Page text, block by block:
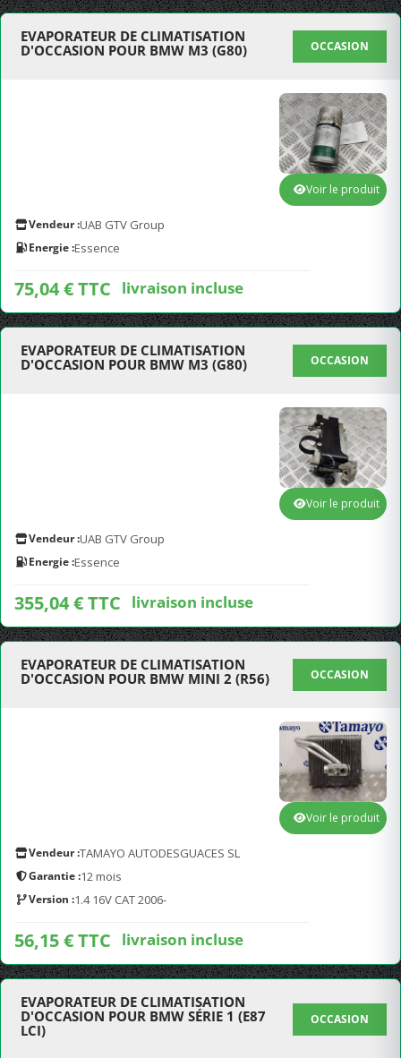
EVAPORATEUR DE CLIMATISATION
D'OCCASION POUR BMW M3 (G80)
OCCASION
Vendeur :UAB GTV Group
Energie :Essence
75,04 € TTC livraison incluse
Voir le produit
EVAPORATEUR DE CLIMATISATION
D'OCCASION POUR BMW M3 (G80)
OCCASION
Vendeur :UAB GTV Group
Energie :Essence
355,04 € TTC livraison incluse
Voir le produit
EVAPORATEUR DE CLIMATISATION
D'OCCASION POUR BMW MINI 2 (R56)
OCCASION
Vendeur :TAMAYO AUTODESGUACES SL
Garantie :12 mois
Version :1.4 16V CAT 2006-
56,15 € TTC livraison incluse
Voir le produit
EVAPORATEUR DE CLIMATISATION
D'OCCASION POUR BMW SÉRIE 1 (E87
LCI)
OCCASION